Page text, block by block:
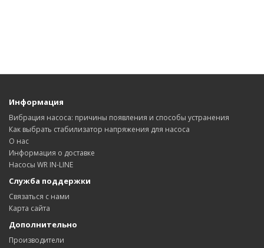
Информация
Вибрация насоса: причины появления и способы устранения
Как выбрать стабилизатор напряжения для насоса
О нас
Информация о доставке
Насосы WR IN-LINE
Служба поддержки
Связаться с нами
Карта сайта
Дополнительно
Производители